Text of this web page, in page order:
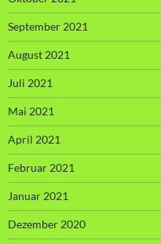
September 2021
August 2021
Juli 2021
Mai 2021
April 2021
Februar 2021
Januar 2021
Dezember 2020